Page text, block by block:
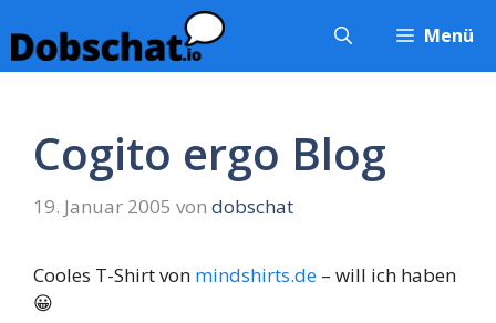
Inhalt
springen
Menü
Cogito ergo Blog
19. Januar 2005 von dobschat
Cooles T-Shirt von mindshirts.de – will ich haben
😀